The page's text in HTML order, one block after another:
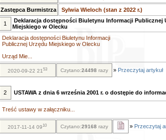
Zastępca Burmistrza Sylwia Wieloch (stan z 2022 r.)
1
Deklaracja dostępności Biuletynu Informacji Publicznej
Miejskiego w Olecku
Deklaracja dostępności Biuletynu Informacji
Publicznej Urzędu Miejskiego w Olecku
Urząd Mie...
2020-09-22 2153 Czytano:24498 razy » Przeczytaj artykuł
2 USTAWA z dnia 6 września 2001 r. o dostępie do
Treść ustawy w załączniku...
2017-11-14 0910 Czytano:29168 razy » Przeczytaj